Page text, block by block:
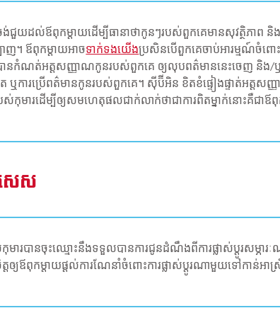
ជួយដល់ឪពុកម្តាយដើម្បីធានាថាកូនៗរបស់ពួកគេមានសុវត្ថិភាព
ញ។ ឪពុកម្តាយអាចទាក់ទងយើងប្រសិនបើពួកគេចាប់អារម្មណ៍ចំព
កំណត់អត្តសញ្ញាណកូនរបស់ពួកគេ ឲ្យលុបពត៌មាននេះចេញ និង/ឬទ
ត ឬការប្រើពត៌មានកូនរបស់ពួកគេ។ ស៊ីប៊ីអិន ខិតខំផ្ទៀងផ្ទាត់អត្តសញ្
ស់កុមារដើម្បីឲ្យសមហេតុផលជាក់លាក់ថាជាការពិតម្នាក់នោះគឺជាឪពុ
េស
បានចុះឈ្មោះនឹងទទួលបានការជូនដំណឹងពីការផ្លាស់ប្តូរសម្ភារ
ឲ្យឪពុកម្តាយផ្ដល់ការណែនាំចំពោះការផ្លាស់ប្តូរណាមួយទៅកាន់អ